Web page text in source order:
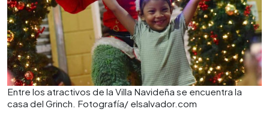
Entre los atractivos de la Villa Navideña se encuentra la
casa del Grinch. Fotografía/ elsalvador.com